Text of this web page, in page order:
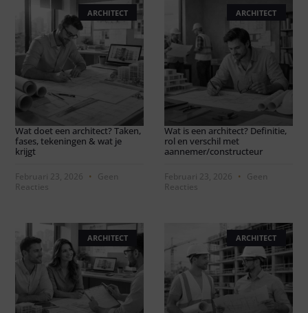
ARCHITECT
Wat doet een architect? Taken,
fases, tekeningen & wat je
krijgt
Februari 23, 2026
Geen
Reacties
ARCHITECT
Wat is een architect? Definitie,
rol en verschil met
aannemer/constructeur
Februari 23, 2026
Geen
Reacties
ARCHITECT ARCHITECT